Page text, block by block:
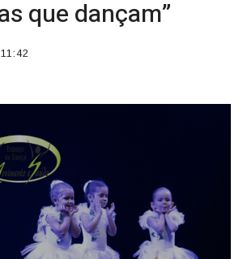
do Espaço de
e Saúde